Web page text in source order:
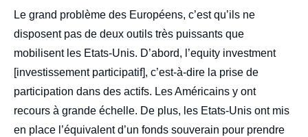
Le grand problème des Européens, c’est qu’ils ne
disposent pas de deux outils très puissants que
mobilisent les Etats-Unis. D’abord, l’equity investment
[investissement participatif], c’est-à-dire la prise de
participation dans des actifs. Les Américains y ont
recours à grande échelle. De plus, les Etats-Unis ont mis
en place l’équivalent d’un fonds souverain pour prendre